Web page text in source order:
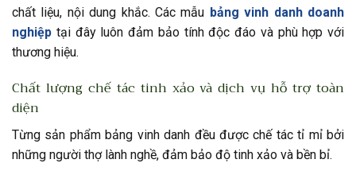
chất liệu, nội dung khắc. Các mẫu bảng vinh danh doanh
nghiệp tại đây luôn đảm bảo tính độc đáo và phù hợp với
thương hiệu.
Chất lượng chế tác tinh xảo và dịch vụ hỗ trợ toàn
diện
Từng sản phẩm bảng vinh danh đều được chế tác tỉ mỉ bởi
những người thợ lành nghề, đảm bảo độ tinh xảo và bền bỉ.